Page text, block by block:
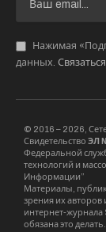
сообщал
Евгений
качестве
– перейти к
наладить